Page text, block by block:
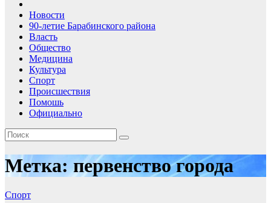
Новости
90-летие Барабинского района
Власть
Общество
Медицина
Культура
Спорт
Происшествия
Помошь
Официально
Метка:первенство города
Спорт